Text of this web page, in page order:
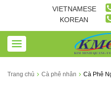
VIETNAMESE
KOREAN
Trang chủ Cà phê nhân Cà Phê